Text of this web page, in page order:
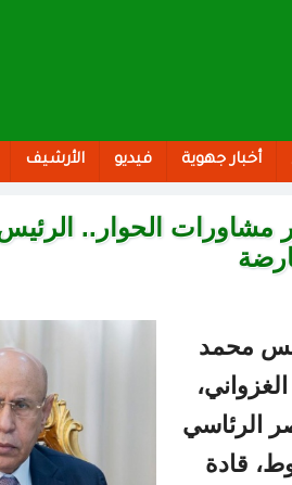
أخبار جهوية فيديو الأرشيف
مشاورات الحوار..
محمد
الرئاسي
قادة